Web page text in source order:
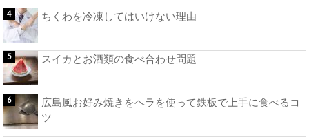
ちくわを冷凍してはいけない理由
スイカとお酒類の食べ合わせ問題
広島風お好み焼きをヘラを使って鉄板で上手に食べるコ
ツ